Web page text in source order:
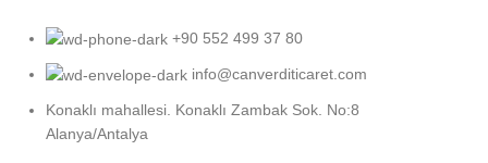
+90 552 499 37 80
info@canverditicaret.com
Konaklı mahallesi. Konaklı Zambak Sok. No:8
Alanya/Antalya